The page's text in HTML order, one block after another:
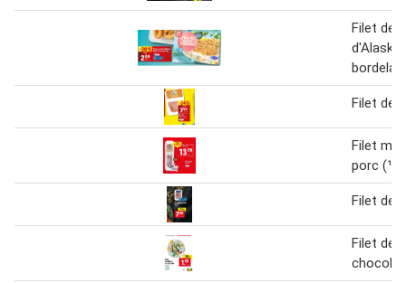
Filet de
d'Alaska
Filet de
Filet
porc (¹)
Filet de
Filet de
chocolat